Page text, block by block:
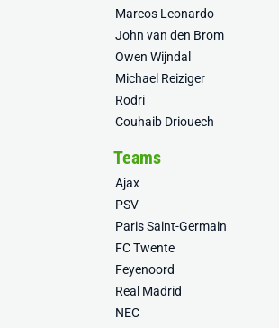
Marcos Leonardo
John van den Brom
Owen Wijndal
Michael Reiziger
Rodri
Couhaib Driouech
Teams
Ajax
PSV
Paris Saint-Germain
FC Twente
Feyenoord
Real Madrid
NEC